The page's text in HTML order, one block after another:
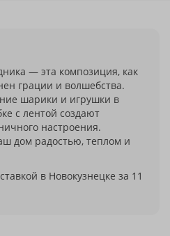
— эта композиция, как
грации и волшебства.
шарики и игрушки в
с лентой создают
настроения.
дом радостью, теплом и
в Новокузнецке за 11